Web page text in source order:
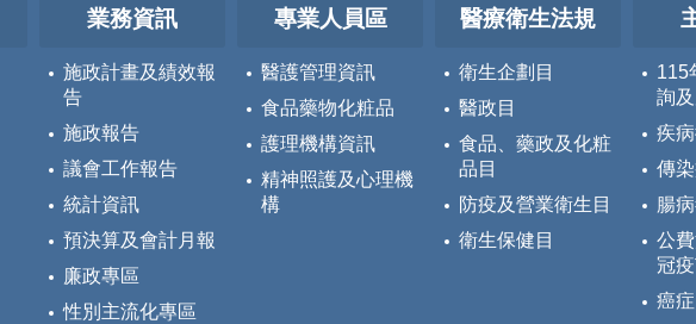
業務資訊
施政計畫及績效報
告
施政報告
議會工作報告
統計資訊
預決算及會計月報
廉政專區
性別主流化專區
專業人員區
醫護管理資訊
食品藥物化粧品
護理機構資訊
精神照護及心理機
構
醫療衛生法規
衛生企劃目
醫政目
食品、藥政及化粧
品目
防疫及營業衛生目
衛生保健目
115
詢
疾
傳
腸
公
冠
癌